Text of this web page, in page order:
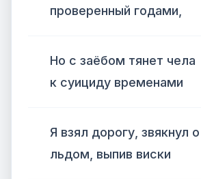
проверенный годами,
Но с заёбом тянет чела
к суициду временами
Я взял дорогу, звякнул
льдом, выпив виски